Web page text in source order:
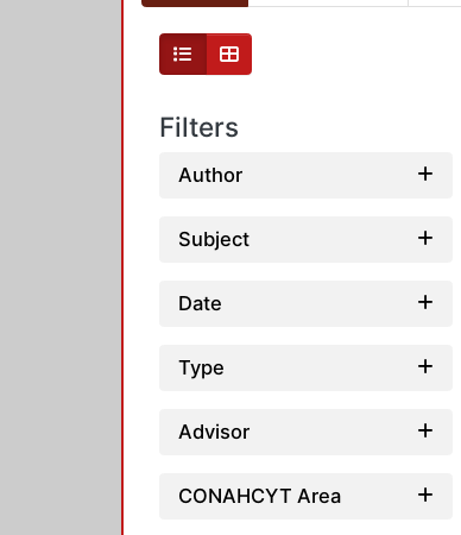
Filters
Author
Subject
Date
Type
Advisor
CONAHCYT Area